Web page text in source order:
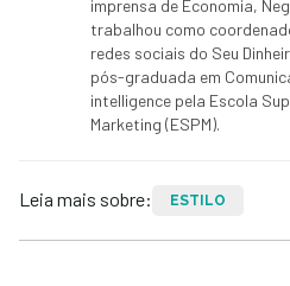
imprensa de Economia,
trabalhou como
redes sociais do Seu
pós-graduada em
intelligence pela Escola
Marketing (ESPM).
Leia mais sobre: ESTILO